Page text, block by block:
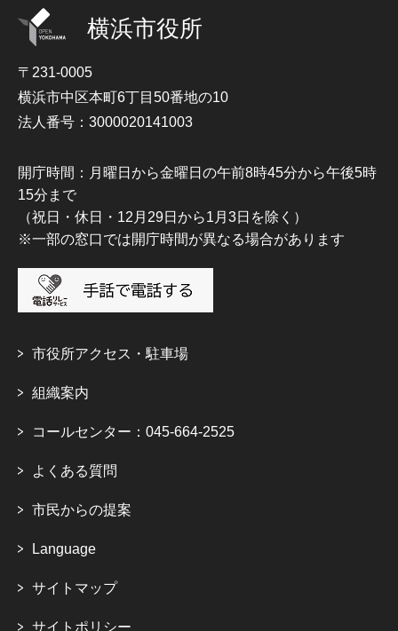
横浜市役所
〒231-0005
横浜市中区本町6丁目50番地の10
法人番号：3000020141003
開庁時間：月曜日から金曜日の午前8時45分から午後5時
15分まで
（祝日・休日・12月29日から1月3日を除く）
※一部の窓口では開庁時間が異なる場合があります
市役所アクセス・駐車場
組織案内
コールセンター：045-664-2525
よくある質問
市民からの提案
Language
サイトマップ
サイトポリシー